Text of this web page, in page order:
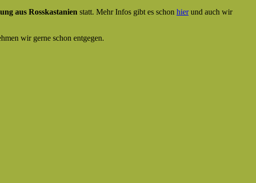
aus Rosskastanien statt. Mehr Infos gibt es schon hierund auch wir
wir gerne schon entgegen.